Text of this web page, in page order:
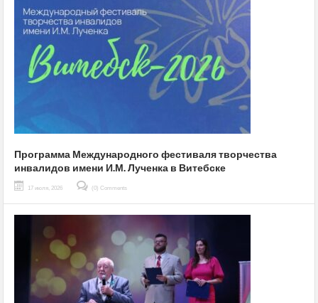
Программа Международного фестиваля творчества
инвалидов имени И.М. Лученка в Витебске
17 июля, 2026 (0) Comments